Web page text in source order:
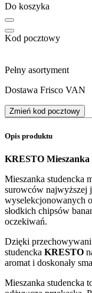
Do koszyka
Kod pocztowy
Pełny asortyment
Dostawa Frisco VAN
Zmień kod pocztowy
Opis produktu
KRESTO Mieszanka
Mieszanka studencka
surowców najwyższej
wyselekcjonowanych
słodkich chipsów
oczekiwań.
Dzięki
studencka KRESTO
aromat i doskonały
Mieszanka studencka